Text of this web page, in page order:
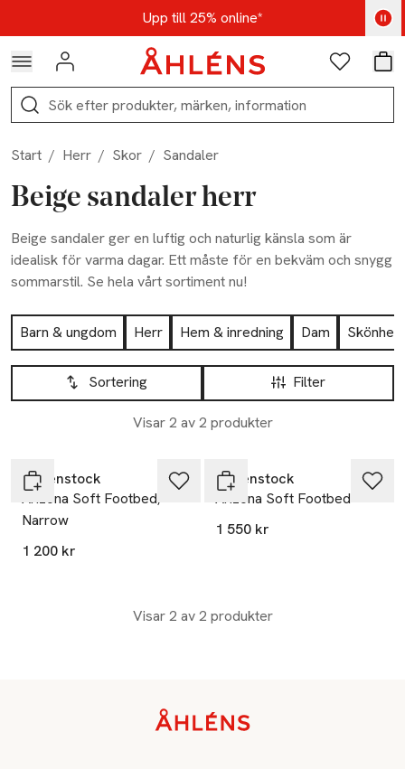
Hoppa till navigationsmenynUpp till 25% online*
Kod: AUG25 - Shoppa nu
Logga in Favoriter
Sök
Start / Herr / Skor / Sandaler
Beige sandaler herr
Beige sandaler ger en luftig och naturlig känsla som är
idealisk för varma dagar. Ett måste för en bekväm och snygg
sommarstil. Se hela vårt sortiment nu!
Hoppa till produktsidan
Barn & ungdom Herr Hem & inredning Dam
Skönhet
Hoppa till produktsidan
Filter
Sortering
Visar 2 av 2 produkter
Lista över produkter
Birkenstock
Arizona Soft Footbed,
Narrow
1 200 kr
Birkenstock
Arizona Soft Footbed
1 550 kr
Visar 2 av 2 produkter